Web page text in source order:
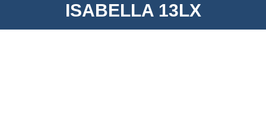
ISABELLA 13LX